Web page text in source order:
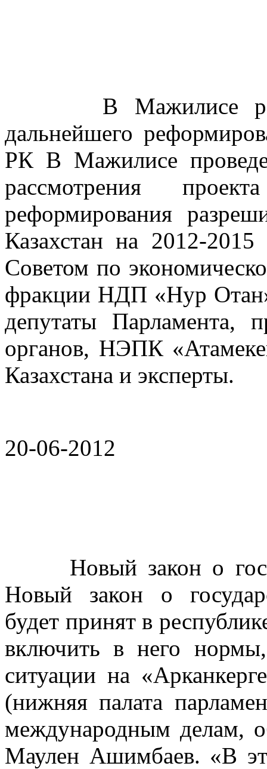
В Мажилисе
дальнейшего
РК В Мажилисе
рассмотрения
реформирования
Казахстан на 2012-2015
Советом по
фракции НДП «Нур
депутаты Парламента,
органов, НЭПК
Казахстана и эксперты.
20-06-2012
Новый закон о
Новый закон о
будет принят в
включить в него
ситуации на
(нижняя палата
международным делам,
Маулен Ашимбаев. «В